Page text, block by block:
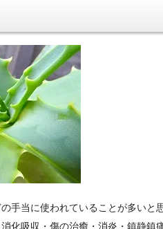
手当に使われていることが多いと
化吸収・傷の治癒・消炎・鎮静鎮